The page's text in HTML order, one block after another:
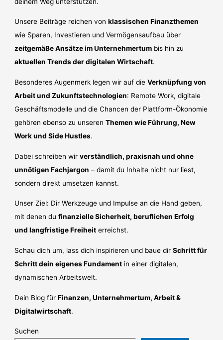
Unsere Beiträge reichen vonklassischen Finanzthemen
wie Sparen, Investieren und Vermögensaufbau über
zeitgemäße Ansätze im Unternehmertum bis hin zu
aktuellen Trends der digitalen Wirtschaft.
Besonderes Augenmerk legen wir auf dieVerknüpfung von
Arbeit und Zukunftstechnologien: Remote Work, digitale
Geschäftsmodelle und die Chancen der Plattform-Ökonomie
gehören ebenso zu unserenThemen wie Führung, New
Work und Side Hustles.
Dabei schreiben wirverständlich, praxisnah und ohne
unnötigen Fachjargon – damit du Inhalte nicht nur liest,
sondern direkt umsetzen kannst.
Unser Ziel: Dir Werkzeuge und Impulse an die Hand geben,
mit denen dufinanzielle Sicherheit, beruflichen Erfolg
und langfristige Freiheit erreichst.
Schau dich um, lass dich inspirieren und baue dirSchritt für
Schritt dein eigenes Fundament in einer digitalen,
dynamischen Arbeitswelt.
Dein Blog fürFinanzen, Unternehmertum, Arbeit &
Digitalwirtschaft.
Suchen